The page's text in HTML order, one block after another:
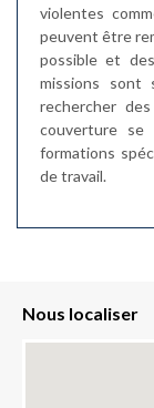
violentes
peuvent être
possible et
missions
rechercher
couverture
formations
de travail.
Nous localiser